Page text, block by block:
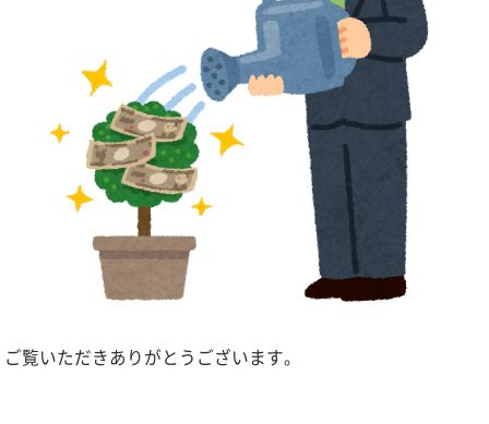
ご覧いただきありがとうございます。